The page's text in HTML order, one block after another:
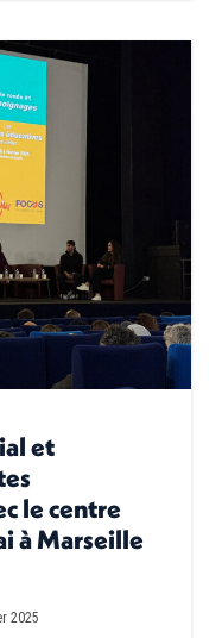
et
le centre
à Marseille
2025